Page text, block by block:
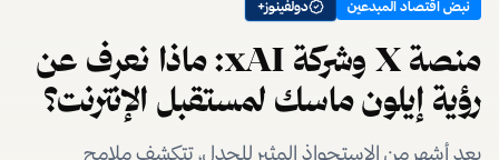
نبض اقتصاد المبدعين دولفينوز+
منصة X وشركة xAI: ماذا نعرف عن
رؤية إيلون ماسك لمستقبل الإنترنت؟
بعد أشهر من الاستحواذ المثير للجدل، تتكشف ملامح